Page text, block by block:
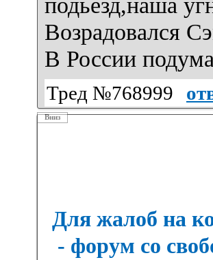
подьезд,наша
Возрадовался
В России
Тред №768999
Вниз
Для жалоб на
- форум со